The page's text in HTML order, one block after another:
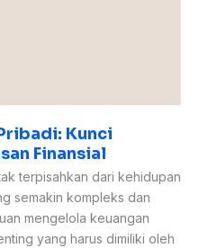
Kunci
Finansial
terpisahkan dari kehidupan
semakin kompleks dan
mengelola keuangan
yang harus dimiliki oleh